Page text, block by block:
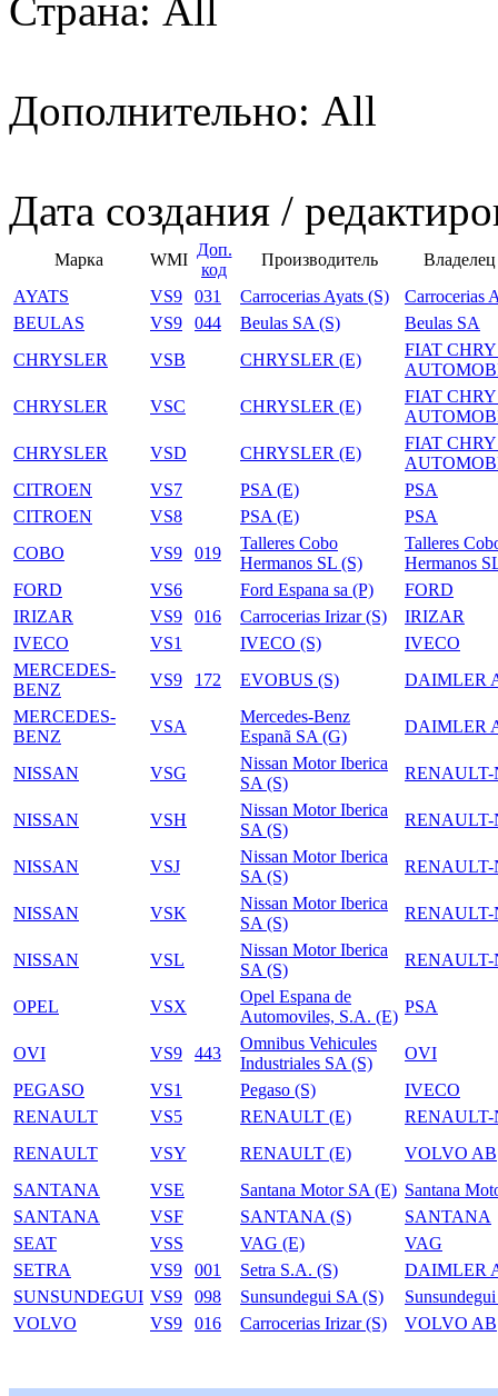
Страна: All
Дополнительно: All
Дата создания /
Марка WMI
Доп.
код
Производитель
AYATS
VS9 031 Carrocerias Ayats (S)
Carrocerias
BEULAS
VS9 044 Beulas SA (S)
Beulas SA
CHRYSLER
VSB CHRYSLER (E)
FIAT
CHRYSLER
VSC CHRYSLER (E)
FIAT
CHRYSLER
VSD CHRYSLER (E)
FIAT
CITROEN
VS7 PSA (E)
PSA
CITROEN
VS8 PSA (E)
PSA
COBO
VS9 019
Talleres Cobo
Hermanos SL (S)
Talleres
Hermanos
FORD
VS6 Ford Espana sa (P)
FORD
IRIZAR
VS9 016 Carrocerias Irizar (S)
IRIZAR
IVECO
VS1 IVECO (S)
IVECO
MERCEDES-
BENZ
VS9 172 EVOBUS (S)
DAIMLER
MERCEDES-
BENZ
VSA
Mercedes-Benz
Espanã SA (G)
DAIMLER
NISSAN VSG
Nissan Motor Iberica
SA (S)
RENAULT-
NISSAN VSH
Nissan Motor Iberica
SA (S)
RENAULT-
NISSAN VSJ
Nissan Motor Iberica
SA (S)
RENAULT-
NISSAN VSK
Nissan Motor Iberica
SA (S)
RENAULT-
NISSAN VSL
Nissan Motor Iberica
SA (S)
RENAULT-
OPEL VSX
Opel Espana de
Automoviles, S.A. (E)
PSA
OVI VS9 443
Omnibus Vehicules
Industriales SA (S)
OVI
PEGASO
VS1 Pegaso (S)
IVECO
RENAULT
VS5 RENAULT (E)
RENAULT-
RENAULT
VSY RENAULT (E)
VOLVO AB
SANTANA
VSE Santana Motor SA (E) Santana
SANTANA
VSF SANTANA (S)
SANTANA
SEAT
VSS VAG (E)
VAG
SETRA
VS9 001 Setra S.A. (S)
DAIMLER
SUNSUNDEGUI VS9 098 Sunsundegui SA (S)
VOLVO
VS9 016 Carrocerias Irizar (S) VOLVO AB